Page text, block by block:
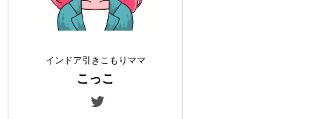
インドア引きこもりママ
こっこ